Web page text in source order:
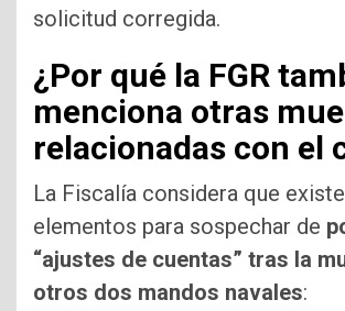
solicitud corregida.
¿Por qué la FGR
menciona otras
relacionadas con el
La Fiscalía considera que
elementos para sospechar de
“ajustes de cuentas” tras la
otros dos mandos navales: